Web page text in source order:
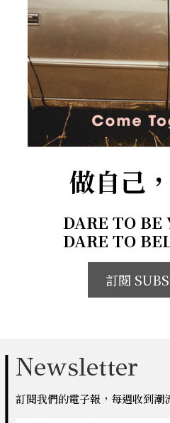
做自己
DARE TO BE
DARE TO
訂閱
Newsletter
訂閱我們的電子報，每週收到潮